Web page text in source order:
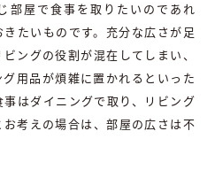
部屋で食事を取りたいのであれ
たいものです。充分な広さが足
ングの役割が混在してしまい、
用品が煩雑に置かれるといった
はダイニングで取り、リビング
考えの場合は、部屋の広さは不